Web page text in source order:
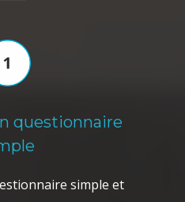
questionnaire
simple et